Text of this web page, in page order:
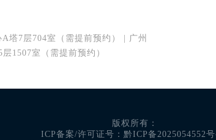
塔7层704室（需提前预约） | 广州
1507室（需提前预约）
版权所有：
ICP备案/许可证号：黔ICP备2025054552